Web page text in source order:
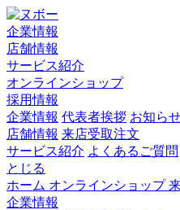
企業情報
店舗情報
サービス紹介
オンラインショップ
採用情報
企業情報 代表者挨拶 お知ら
店舗情報 来店受取注文
サービス紹介 よくあるご質問
とじる
ホーム オンラインショップ
企業情報